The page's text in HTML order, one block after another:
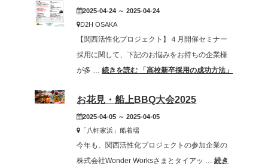
2025-04-24 ～ 2025-04-24
D2H OSAKA
【関西活性化プロジェクト】４月開催セミナー
採用に関して、下記のお悩みをお持ちの企業様
が多 …続きを読む 「高校新卒採用の成功方法」
お花見・船上BBQ大会2025
2025-04-05 ～ 2025-04-05
「八軒家浜」船着場
今年も、関西活性化プロジェクトの参加企業の
株式会社Wonder Worksさまとタイアッ …続き